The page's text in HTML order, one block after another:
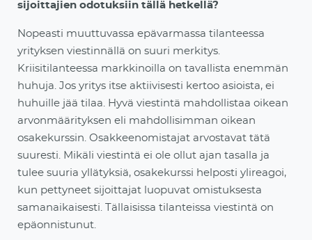
sijoittajien odotuksiin tällä hetkellä?
Nopeasti muuttuvassa epävarmassa tilanteessa
yrityksen viestinnällä on suuri merkitys.
Kriisitilanteessa markkinoilla on tavallista enemmän
huhuja. Jos yritys itse aktiivisesti kertoo asioista, ei
huhuille jää tilaa. Hyvä viestintä mahdollistaa oikean
arvonmäärityksen eli mahdollisimman oikean
osakekurssin. Osakkeenomistajat arvostavat tätä
suuresti. Mikäli viestintä ei ole ollut ajan tasalla ja
tulee suuria yllätyksiä, osakekurssi helposti ylireagoi,
kun pettyneet sijoittajat luopuvat omistuksesta
samanaikaisesti. Tällaisissa tilanteissa viestintä on
epäonnistunut.